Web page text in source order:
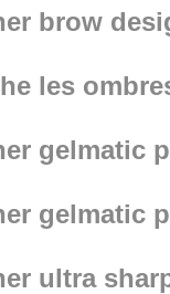
brow
les
gelmatic
gelmatic
ultra